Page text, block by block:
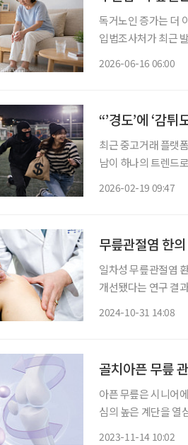
독거노인 증가는 더
입법조사처가 최근
2026-06-16 06:00
“’경도’에 ‘감
최근 중고거래 플랫
남이 하나의 트렌드
2026-02-19 09:47
무릎관절염 한
일차성 무릎관절염
개선됐다는 연구 결과가 나왔다. 무릎관절염은 만성적인
2024-10-31 14:08
골치아픈 무릎
아픈 무릎은 시니어
심의 높은 계단을 열
2023-11-14 10:02